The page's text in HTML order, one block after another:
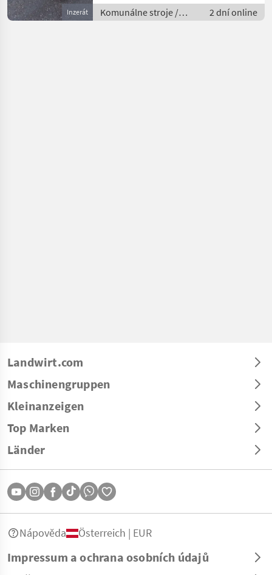
Inzerát
Komunálne stroje /
Striekacie stroje
2 dní online
Landwirt.com
Maschinengruppen
Kleinanzeigen
Top Marken
Länder
Impressum a ochrana osobních údajů
Nápověda Österreich | EUR